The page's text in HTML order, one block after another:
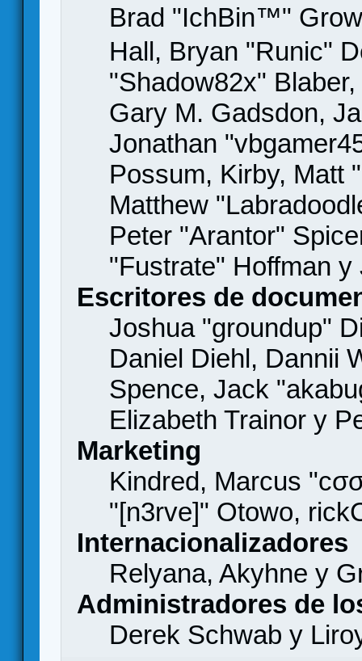
Brad "IchBin™"
Hall, Bryan "Runic"
"Shadow82x"
Gary M. Gadsdon,
Jonathan
Possum, Kirby, Matt
Matthew
Peter "Arantor"
"Fustrate" Hoffman
Escritores de
Joshua "groundup"
Daniel Diehl, Dannii
Spence, Jack
Elizabeth Trainor y
Marketing
Kindred, Marcus
"[n3rve]" Otowo,
Internacionalizadores
Relyana, Akyhne y
Administradores de
Derek Schwab y